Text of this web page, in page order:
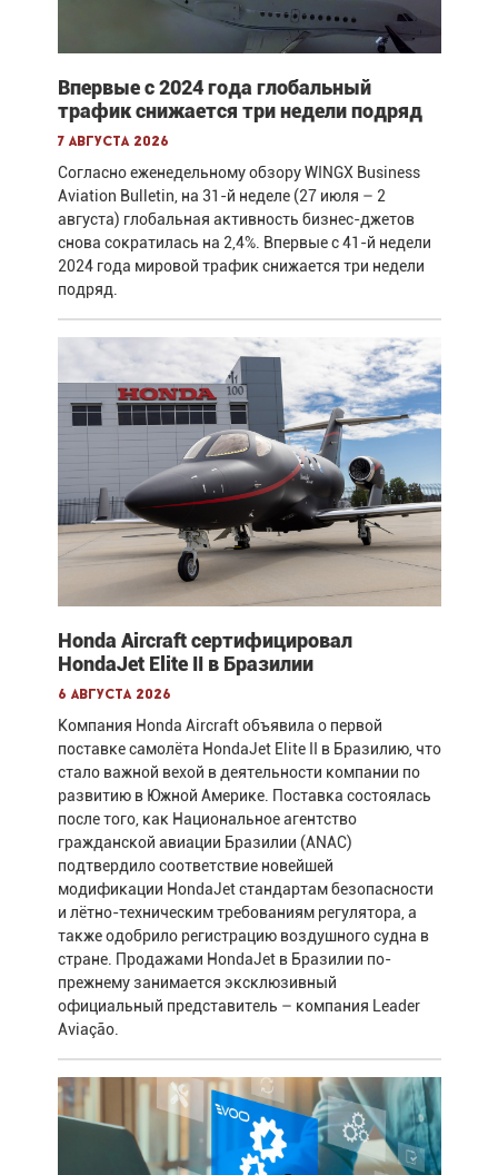
Впервые с 2024 года глобальный
трафик снижается три недели подряд
7 августа 2026
Согласно еженедельному обзору WINGX Business
Aviation Bulletin, на 31-й неделе (27 июля – 2
августа) глобальная активность бизнес-джетов
снова сократилась на 2,4%. Впервые с 41-й недели
2024 года мировой трафик снижается три недели
подряд.
Honda Aircraft сертифицировал
HondaJet Elite II в Бразилии
6 августа 2026
Компания Honda Aircraft объявила о первой
поставке самолёта HondaJet Elite II в Бразилию, что
стало важной вехой в деятельности компании по
развитию в Южной Америке. Поставка состоялась
после того, как Национальное агентство
гражданской авиации Бразилии (ANAC)
подтвердило соответствие новейшей
модификации HondaJet стандартам безопасности
и лётно-техническим требованиям регулятора, а
также одобрило регистрацию воздушного судна в
стране. Продажами HondaJet в Бразилии по-
прежнему занимается эксклюзивный
официальный представитель – компания Leader
Aviação.